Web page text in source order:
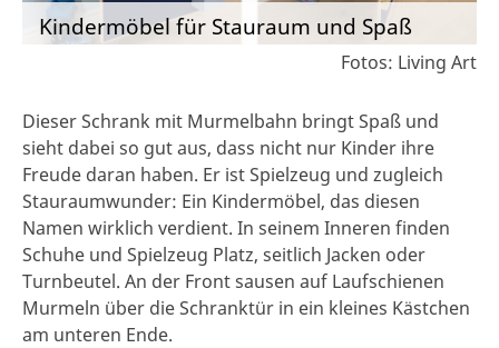
Kindermöbel für Stauraum und Spaß
Fotos: Living Art
Dieser Schrank mit Murmelbahn bringt Spaß und
sieht dabei so gut aus, dass nicht nur Kinder ihre
Freude daran haben. Er ist Spielzeug und zugleich
Stauraumwunder: Ein Kindermöbel, das diesen
Namen wirklich verdient. In seinem Inneren finden
Schuhe und Spielzeug Platz, seitlich Jacken oder
Turnbeutel. An der Front sausen auf Laufschienen
Murmeln über die Schranktür in ein kleines Kästchen
am unteren Ende.